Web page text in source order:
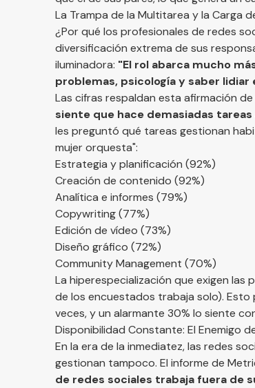
La Trampa de la Multitarea y la Carga
¿Por qué los profesionales de redes
diversificación extrema de sus
iluminadora: "El rol abarca mucho
problemas, psicología y saber
Las cifras respaldan esta afirmación
siente que hace demasiadas tareas
les preguntó qué tareas gestionan
mujer orquesta":
Estrategia y planificación (92%)
Creación de contenido (92%)
Analítica e informes (79%)
Copywriting (77%)
Edición de vídeo (73%)
Diseño gráfico (72%)
Community Management (70%)
La hiperespecialización que exigen
de los encuestados trabaja solo).
veces, y un alarmante 30% lo siente
Disponibilidad Constante: El Enemigo
En la era de la inmediatez, las redes
gestionan tampoco. El informe de
de redes sociales trabaja fuera de